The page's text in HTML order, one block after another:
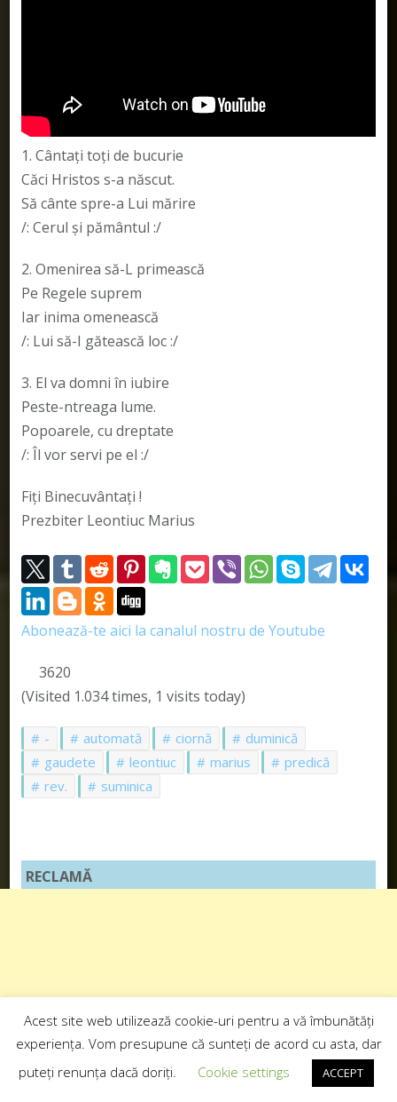
1. Cântaţi toţi de bucurie
Căci Hristos s-a născut.
Să cânte spre-a Lui mărire
/: Cerul şi pământul :/
2. Omenirea să-L primească
Pe Regele suprem
Iar inima omenească
/: Lui să-I gătească loc :/
3. El va domni în iubire
Peste-ntreaga lume.
Popoarele, cu dreptate
/: Îl vor servi pe el :/
Fiți Binecuvântați !
Prezbiter Leontiuc Marius
Abonează-te aici la canalul nostru de Youtube
3620
(Visited 1.034 times, 1 visits today)
- automată ciornă
duminică
gaudete
leontiuc marius
predică
rev.
suminica
RECLAMĂ
Acest site web utilizează cookie-uri pentru a vă îmbunătăți
experiența. Vom presupune că sunteți de acord cu asta, dar
puteți renunța dacă doriți.
Cookie settings ACCEPT